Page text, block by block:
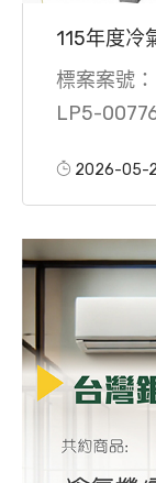
115年度冷
標案案號
LP5-
2026-05-